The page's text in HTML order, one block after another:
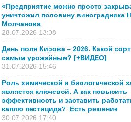
«Предприятие можно просто
уничтожил половину виноградника
Молчанова
28.07.2026 13:08
День поля Кирова – 2026. Какой
самым урожайным? [+ВИДЕО]
31.07.2026 15:46
Роль химической и биологической
является ключевой. А как повысить
эффективность и заставить
каплю пестицида? Есть решение
30.07.2026 17:40